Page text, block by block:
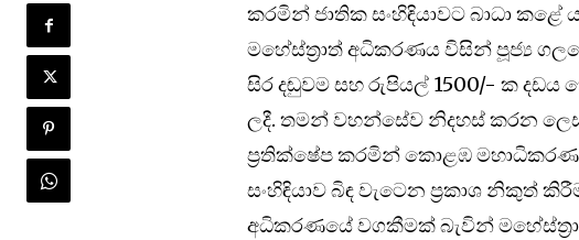
කරමින් ජාතික සංහිඳියාවට බාධා කළේ
මහේස්ත්‍රාත් අධිකරණය විසින් පූජ්‍ය
සිර දඬුවම සහ රුපියල් 1500/- ක
ලදී. තමන් වහන්සේව නිදහස් කරන
ප්‍රතික්ෂේප කරමින් කොළඹ
සංහිඳියාව බිඳ වැටෙන ප්‍රකාශ නිකුත්
අධිකරණයේ වගකීමක් බැවින්